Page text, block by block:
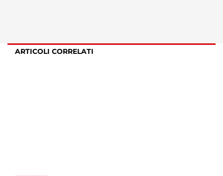
ARTICOLI CORRELATI